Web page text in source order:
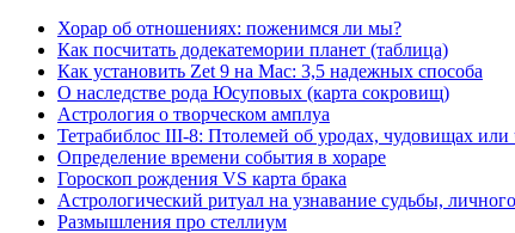
Хорар об отношениях: поженимся ли мы?
Как посчитать додекатемории планет (таблица)
Как установить Zet 9 на Mac: 3,5 надежных способа
О наследстве рода Юсуповых (карта сокровищ)
Астрология о творческом амплуа
Тетрабиблос III-8: Птолемей об уродах, чудовищах или
Определение времени события в хораре
Гороскоп рождения VS карта брака
Астрологический ритуал на узнавание судьбы,
Размышления про стеллиум